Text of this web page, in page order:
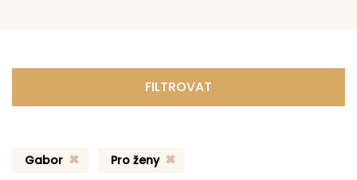
FILTROVAT
Gabor Pro ženy